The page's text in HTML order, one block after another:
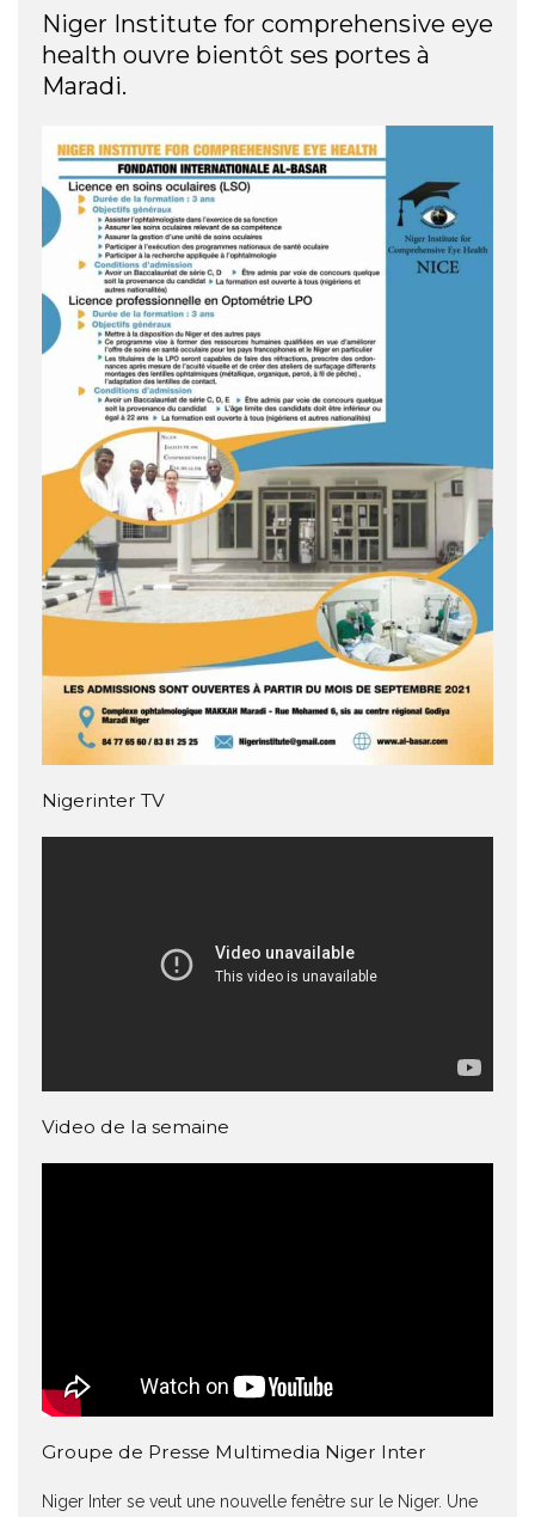
Niger Institute for comprehensive eye
health ouvre bientôt ses portes à
Maradi.
Nigerinter TV
Video de la semaine
Groupe de Presse Multimedia Niger Inter
Niger Inter se veut une nouvelle fenêtre sur le Niger. Une